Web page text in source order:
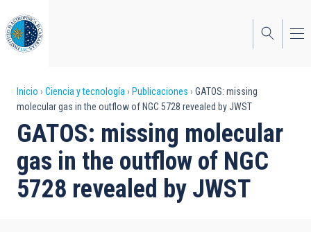
al
contenido
principal
Sobrescribir
enlaces
de
ayuda
a
Inicio Ciencia y tecnología Publicaciones
GATOS: missing
molecular gas in the outflow of NGC 5728 revealed by JWST
GATOS: missing molecular
gas in the outflow of NGC
5728 revealed by JWST